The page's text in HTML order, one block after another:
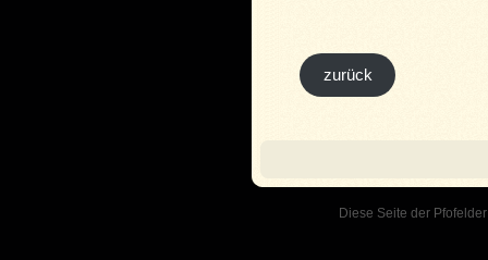
zurück
Diese Seite der